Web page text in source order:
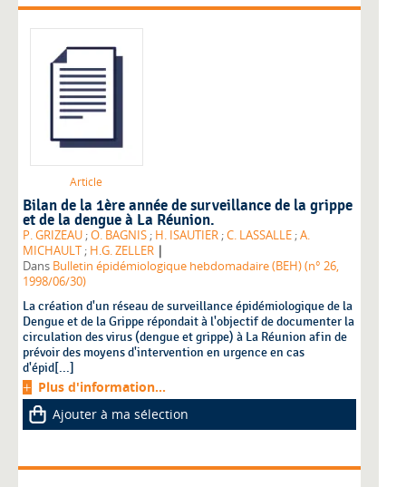
Article
Bilan de la 1ère année de surveillance de la grippe
et de la dengue à La Réunion.
P. GRIZEAU ;O. BAGNIS ; H. ISAUTIER ;C. LASSALLE ;A.
MICHAULT ; H.G. ZELLER |
Dans Bulletin épidémiologique hebdomadaire (BEH) (n° 26,
1998/06/30)
La création d'un réseau de surveillance épidémiologique de la
Dengue et de la Grippe répondait à l'objectif de documenter la
circulation des virus (dengue et grippe) à La Réunion afin de
prévoir des moyens d'intervention en urgence en cas
d'épid[...]
Plus d'information...
Ajouter à ma sélection